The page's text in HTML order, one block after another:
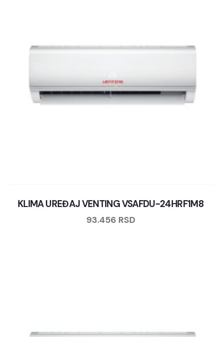
KLIMA UREĐAJ VENTING VSAFDU-24HRF1M8
93.456 RSD